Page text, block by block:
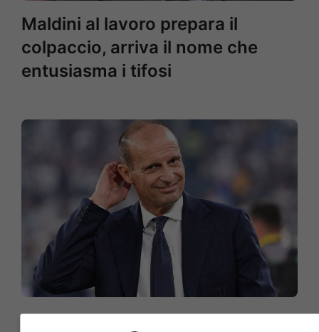
Maldini al lavoro prepara il
colpaccio, arriva il nome che
entusiasma i tifosi
Juventus, Allegri lancia un